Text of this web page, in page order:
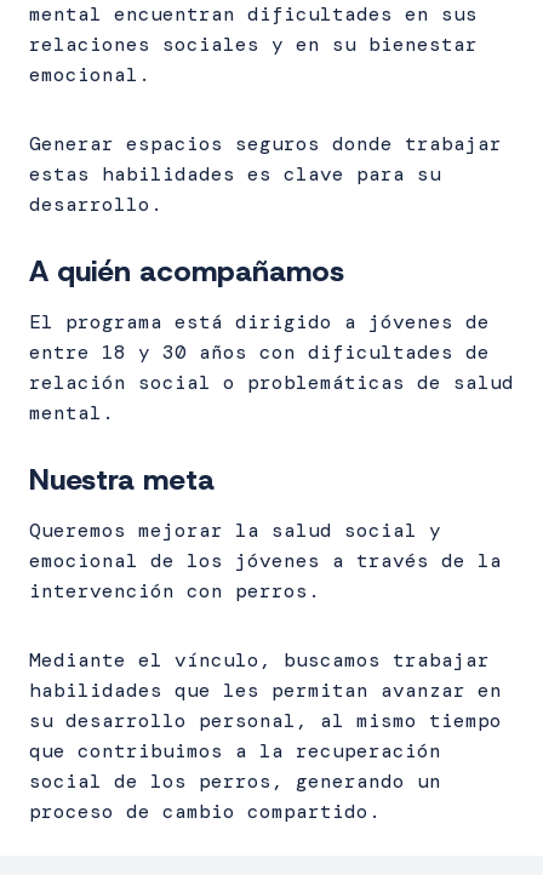
mental encuentran dificultades en sus
relaciones sociales y en su bienestar
emocional.
Generar espacios seguros donde trabajar
estas habilidades es clave para su
desarrollo.
A quién acompañamos
El programa está dirigido a jóvenes de
entre 18 y 30 años con dificultades de
relación social o problemáticas de salud
mental.
Nuestra meta
Queremos mejorar la salud social y
emocional de los jóvenes a través de la
intervención con perros.
Mediante el vínculo, buscamos trabajar
habilidades que les permitan avanzar en
su desarrollo personal, al mismo tiempo
que contribuimos a la recuperación
social de los perros, generando un
proceso de cambio compartido.